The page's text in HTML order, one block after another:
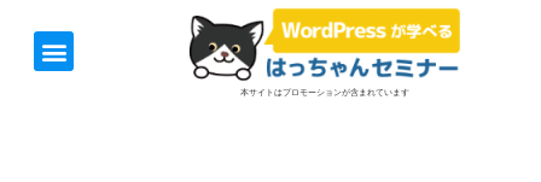
本サイトはプロモーションが含まれています